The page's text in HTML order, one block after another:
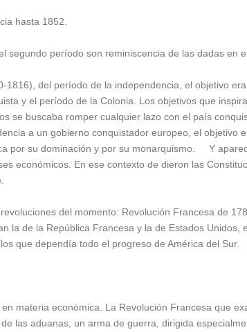
hasta 1852.
segundo período son reminiscencia de las dadas en
1816), del período de la independencia, el objetivo
y el período de la Colonia. Los objetivos que
se buscaba romper cualquier lazo con el país
a un gobierno conquistador europeo, el objetivo
por su dominación y por su monarquismo. Y
económicos. En ese contexto de dieron las
del momento: Revolución Francesa de
la de la República Francesa y la de Estados
que dependía todo el progreso de América del Sur.
materia económica. La Revolución Francesa que
las aduanas, un arma de guerra, dirigida